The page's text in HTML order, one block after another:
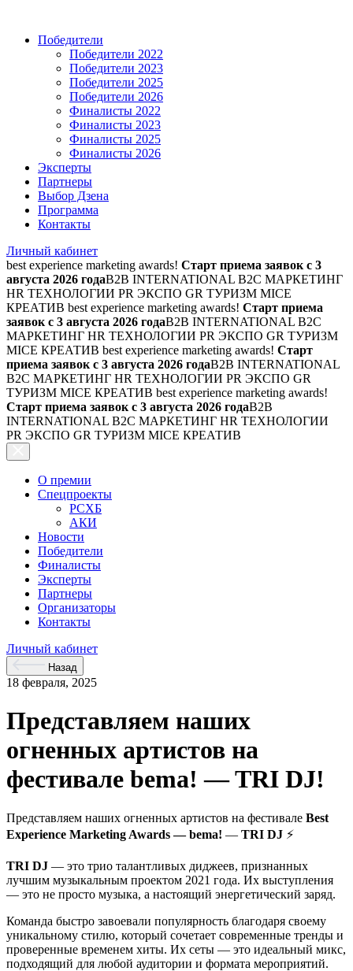
Победители
Победители 2022
Победители 2023
Победители 2025
Победители 2026
Финалисты 2022
Финалисты 2023
Финалисты 2025
Финалисты 2026
Эксперты
Партнеры
Выбор Дзена
Программа
Контакты
Личный кабинет
best experience marketing awards! Старт приема заявок с 3
августа 2026 годаB2B INTERNATIONAL B2C МАРКЕТИНГ
HR ТЕХНОЛОГИИ PR ЭКСПО GR ТУРИЗМ MICE
КРЕАТИВ best experience marketing awards! Старт приема
заявок с 3 августа 2026 годаB2B INTERNATIONAL B2C
МАРКЕТИНГ HR ТЕХНОЛОГИИ PR ЭКСПО GR ТУРИЗМ
MICE КРЕАТИВ best experience marketing awards! Старт
приема заявок с 3 августа 2026 годаB2B INTERNATIONAL
B2C МАРКЕТИНГ HR ТЕХНОЛОГИИ PR ЭКСПО GR
ТУРИЗМ MICE КРЕАТИВ best experience marketing awards!
Старт приема заявок с 3 августа 2026 годаB2B
INTERNATIONAL B2C МАРКЕТИНГ HR ТЕХНОЛОГИИ
PR ЭКСПО GR ТУРИЗМ MICE КРЕАТИВ
О премии
Спецпроекты
РСХБ
АКИ
Новости
Победители
Финалисты
Эксперты
Партнеры
Организаторы
Контакты
Личный кабинет
Назад
18 февраля, 2025
Представляем наших
огненных артистов на
фестивале bema! — TRI DJ!
Представляем наших огненных артистов на фестивале Best
Experience Marketing Awards — bema! — TRI DJ ⚡️
TRI DJ — это трио талантливых диджеев, признанных
лучшим музыкальным проектом 2021 года. Их выступления
— это не просто музыка, а настоящий энергетический заряд.
Команда быстро завоевали популярность благодаря своему
уникальному стилю, который сочетает современные тренды и
проверенные временем хиты. Их сеты — это идеальный микс,
подходящий для любой аудитории и формата мероприятий.